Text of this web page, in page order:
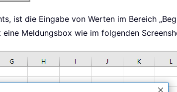
ist die Eingabe von Werten im Bereich
eine Meldungsbox wie im folgenden